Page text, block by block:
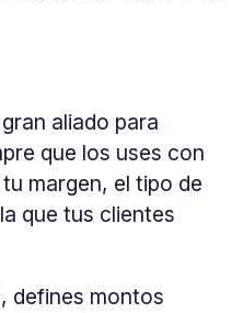
aliado para
que los uses con
margen, el tipo de
que tus clientes
defines montos